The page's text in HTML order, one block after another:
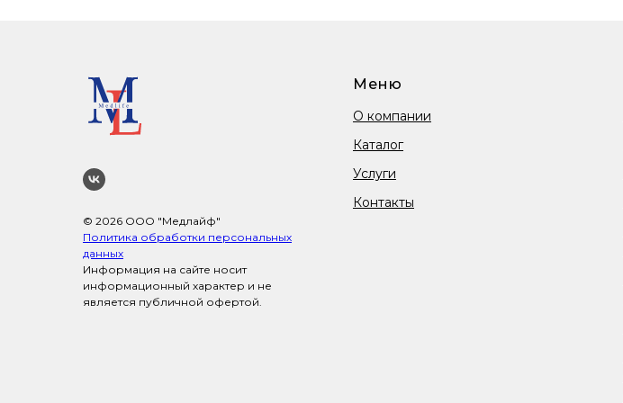
© 2026 ООО "Медлайф"
Политика обработки персональных
данных
Информация на сайте носит
информационный характер и не
является публичной офертой.
Меню
О компании
Каталог
Услуги
Контакты